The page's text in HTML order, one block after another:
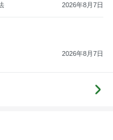
2026年8月7日
2026年8月7日